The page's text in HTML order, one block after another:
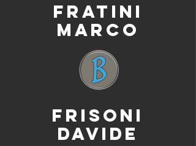
FRATINI
MARCO
FRISONI
DAVIDE